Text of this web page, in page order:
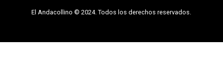
El Andacollino © 2024. Todos los derechos reservados.